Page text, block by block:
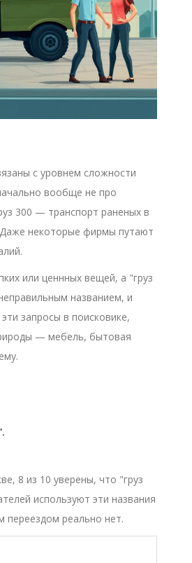
с уровнем сложности
вообще не про
300 — транспорт раненых в
Даже некоторые фирмы путают
или ценнных вещей, а "груз
названием, и
запросы в поисковике,
— мебель, бытовая
8 из 10 уверены, что "груз
используют эти названия
переездом реально нет.